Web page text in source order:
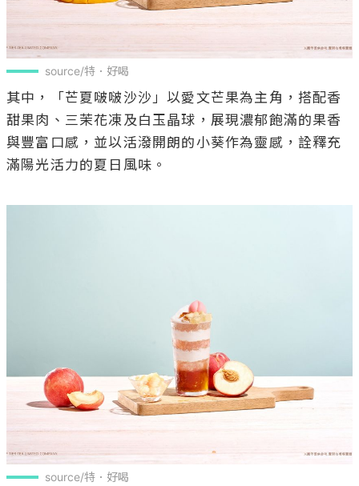
source/特．好喝
其中，「芒夏啵啵沙沙」以愛文芒果為主角，搭配香
甜果肉、三茉花凍及白玉晶球，展現濃郁飽滿的果香
與豐富口感，並以活潑開朗的小葵作為靈感，詮釋充
滿陽光活力的夏日風味。
source/特．好喝